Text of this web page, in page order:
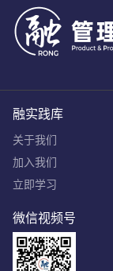
融实践库
关于我们
加入我们
立即学习
微信视频号